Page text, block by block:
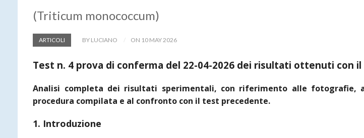
(Triticum monococcum)
ARTICOLI BY LUCIANO ON 10 MAY 2026
Test n. 4 prova di conferma del 22-04-2026 dei risultati ottenuti con
Analisi completa dei risultati sperimentali, con riferimento alle fotografie,
procedura compilata e al confronto con il test precedente.
1. Introduzione